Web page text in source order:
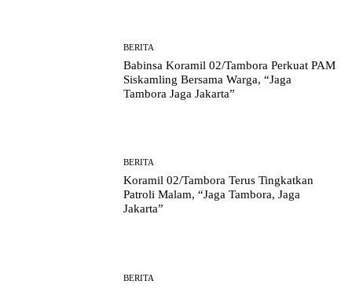
BERITA
Babinsa Koramil 02/Tambora Perkuat PAM
Siskamling Bersama Warga, “Jaga
Tambora Jaga Jakarta”
BERITA
Koramil 02/Tambora Terus Tingkatkan
Patroli Malam, “Jaga Tambora, Jaga
Jakarta”
BERITA